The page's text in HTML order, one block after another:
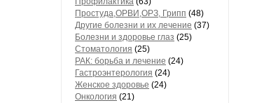
Простуда,ОРВИ,ОРЗ, Грипп (48)
Другие болезни и их лечение (37)
Болезни и здоровье глаз (25)
Стоматология (25)
РАК: борьба и лечение (24)
Гастроэнтерология (24)
Женское здоровье (24)
Онкология (21)